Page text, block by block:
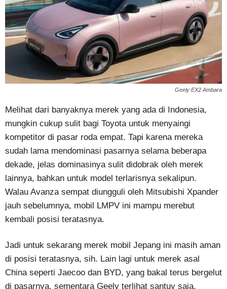
Geely EX2 Ambara
Melihat dari banyaknya merek yang ada di Indonesia,
mungkin cukup sulit bagi Toyota untuk menyaingi
kompetitor di pasar roda empat. Tapi karena mereka
sudah lama mendominasi pasarnya selama beberapa
dekade, jelas dominasinya sulit didobrak oleh merek
lainnya, bahkan untuk model terlarisnya sekalipun.
Walau Avanza sempat diungguli oleh Mitsubishi Xpander
jauh sebelumnya, mobil LMPV ini mampu merebut
kembali posisi teratasnya.
Jadi untuk sekarang merek mobil Jepang ini masih aman
di posisi teratasnya, sih. Lain lagi untuk merek asal
China seperti Jaecoo dan BYD, yang bakal terus bergelut
di pasarnya, sementara Geely terlihat santuy saja.